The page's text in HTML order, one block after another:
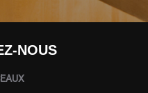
NOUS